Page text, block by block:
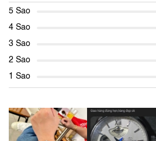
5 Sao
4 Sao
3 Sao
2 Sao
1 Sao